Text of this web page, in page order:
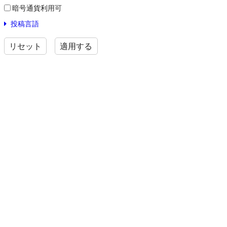
暗号通貨利用可
投稿言語
リセット 適用する